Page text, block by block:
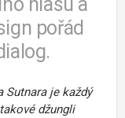
pořád
Sutnara je každý
džungli